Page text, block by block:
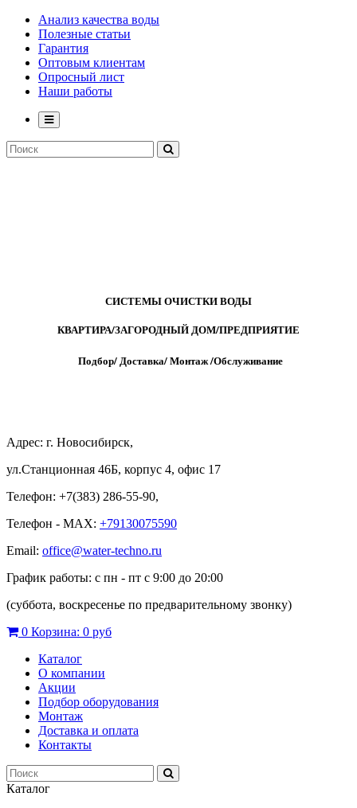
Анализ качества воды
Полезные статьи
Гарантия
Оптовым клиентам
Опросный лист
Наши работы
СИСТЕМЫ ОЧИСТКИ ВОДЫ
КВАРТИРА/ЗАГОРОДНЫЙ ДОМ/ПРЕДПРИЯТИЕ
Подбор/Доставка/Монтаж/Обслуживание
Адрес: г. Новосибирск,
ул.Станционная 46Б, корпус 4, офис 17
Телефон: +7(383) 286-55-90,
Телефон - MAX: +79130075590
Email: office@water-techno.ru
График работы: с пн - пт с 9:00 до 20:00
(суббота, воскресенье по предварительному звонку)
0 Корзина: 0 руб
Каталог
О компании
Акции
Подбор оборудования
Монтаж
Доставка и оплата
Контакты
Каталог